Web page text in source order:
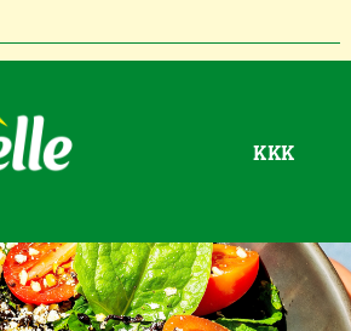
KKK